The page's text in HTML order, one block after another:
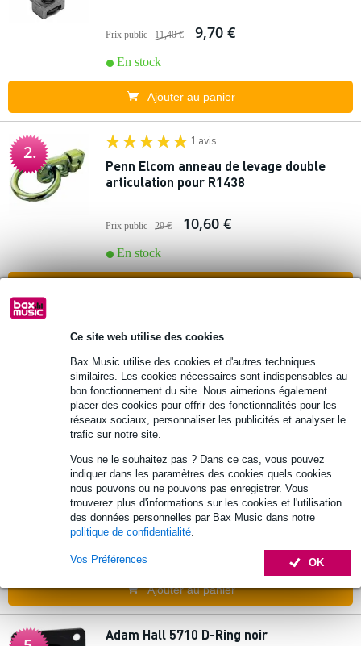
Ce site web utilise des cookies
Bax Music utilise des cookies et d'autres techniques
similaires. Les cookies nécessaires sont indispensables au
bon fonctionnement du site. Nous aimerions également
placer des cookies pour offrir des fonctionnalités pour les
réseaux sociaux, personnaliser les publicités et analyser le
trafic sur notre site.
Vous ne le souhaitez pas ? Dans ce cas, vous pouvez
indiquer dans les paramètres des cookies quels cookies
nous pouvons ou ne pouvons pas enregistrer. Vous
trouverez plus d'informations sur les cookies et l'utilisation
des données personnelles par Bax Music dans notre
politique de confidentialité.
OK
Vos Préférences
Prix public 11,40 € 9,70 €
En stock
Ajouter au panier
2.
1 avis
Penn Elcom anneau de levage double
articulation pour R1438
Prix public 29 € 10,60 €
En stock
Duratruss DT Eye Screw M10 boulon à œil
Prix public 5,30 € 3,12 €
En stock
Ajouter au panier
DAP M10 oeillet pour enceinte 50 kg
Prix public 2,32 € 1,90 €
En stock
Ajouter au panier
Adam Hall 5710 D-Ring noir